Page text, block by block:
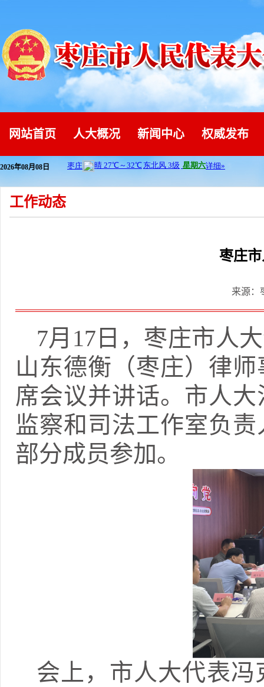
网站首页 人大概况 新闻中心 权威发布
2026年08月08日
工作动态
枣庄
来源：
7月17日，枣庄市人
山东德衡（枣庄）律
席会议并讲话。市人
监察和司法工作室负
部分成员参加。
会上，市人大代表